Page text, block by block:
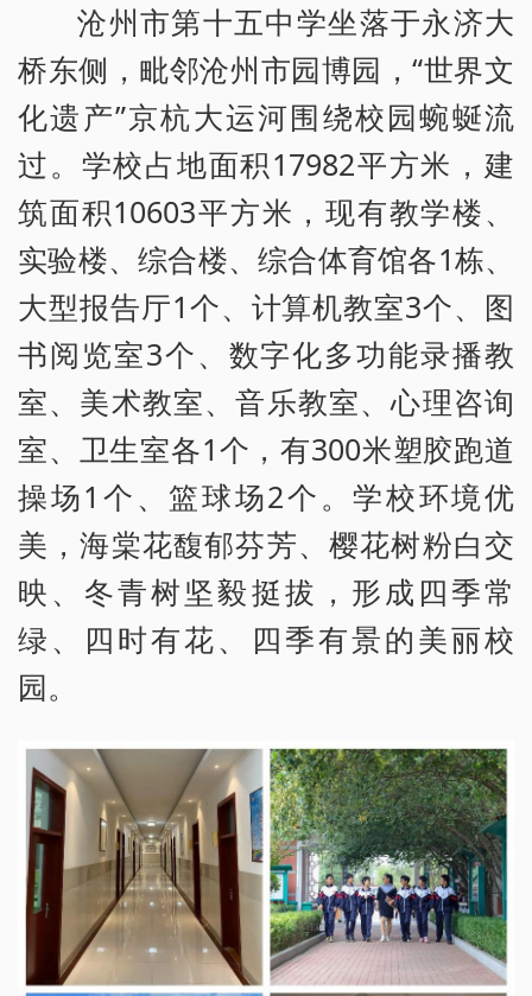
沧州市第十五中学坐落于永济大
桥东侧，毗邻沧州市园博园，“世界文
化遗产”京杭大运河围绕校园蜿蜒流
过。学校占地面积17982平方米，建
筑面积10603平方米，现有教学楼、
实验楼、综合楼、综合体育馆各1栋、
大型报告厅1个、计算机教室3个、图
书阅览室3个、数字化多功能录播教
室、美术教室、音乐教室、心理咨询
室、卫生室各1个，有300米塑胶跑道
操场1个、篮球场2个。学校环境优
美，海棠花馥郁芬芳、樱花树粉白交
映、冬青树坚毅挺拔，形成四季常
绿、四时有花、四季有景的美丽校
园。